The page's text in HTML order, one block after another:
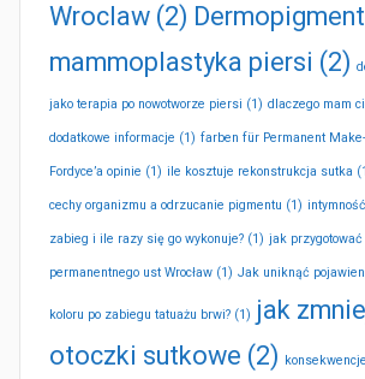
Wroclaw (2)
mammoplastyka piersi (2)
jako terapia po nowotworze piersi (1) dlaczego mam
dodatkowe informacje (1) farben für Permanent
Fordyce’a opinie (1) ile kosztuje rekonstrukcja sutka
cechy organizmu a odrzucanie pigmentu (1) intymność
zabieg i ile razy się go wykonuje? (1) jak
permanentnego ust Wrocław (1) Jak uniknąć
koloru po zabiegu tatuażu brwi? (1) jak
otoczki sutkowe (2)